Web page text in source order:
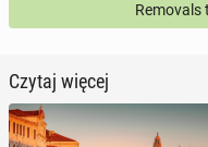
Removals
Czytaj więcej